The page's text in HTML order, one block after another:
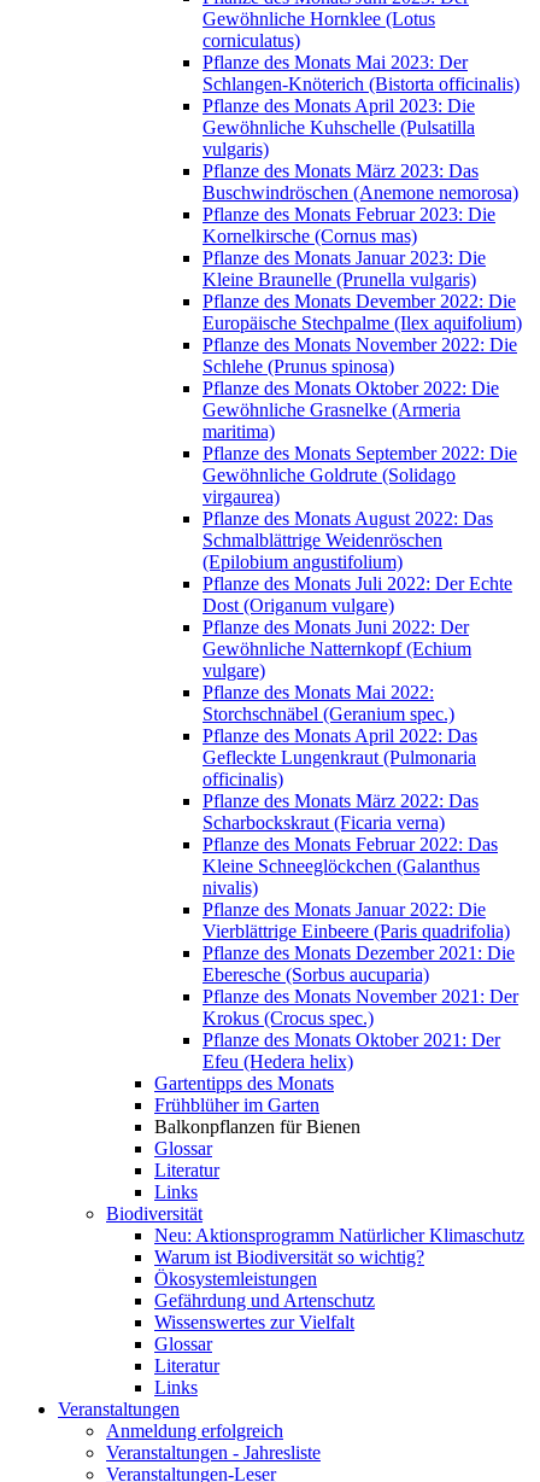
Gewöhnliche Hornklee (Lotus
corniculatus)
Pflanze des Monats Mai 2023: Der
Schlangen-Knöterich (Bistorta officinalis)
Pflanze des Monats April 2023: Die
Gewöhnliche Kuhschelle (Pulsatilla
vulgaris)
Pflanze des Monats März 2023: Das
Buschwindröschen (Anemone nemorosa)
Pflanze des Monats Februar 2023: Die
Kornelkirsche (Cornus mas)
Pflanze des Monats Januar 2023: Die
Kleine Braunelle (Prunella vulgaris)
Pflanze des Monats Devember 2022: Die
Europäische Stechpalme (Ilex aquifolium)
Pflanze des Monats November 2022: Die
Schlehe (Prunus spinosa)
Pflanze des Monats Oktober 2022: Die
Gewöhnliche Grasnelke (Armeria
maritima)
Pflanze des Monats September 2022: Die
Gewöhnliche Goldrute (Solidago
virgaurea)
Pflanze des Monats August 2022: Das
Schmalblättrige Weidenröschen
(Epilobium angustifolium)
Pflanze des Monats Juli 2022: Der Echte
Dost (Origanum vulgare)
Pflanze des Monats Juni 2022: Der
Gewöhnliche Natternkopf (Echium
vulgare)
Pflanze des Monats Mai 2022:
Storchschnäbel (Geranium spec.)
Pflanze des Monats April 2022: Das
Gefleckte Lungenkraut (Pulmonaria
officinalis)
Pflanze des Monats März 2022: Das
Scharbockskraut (Ficaria verna)
Pflanze des Monats Februar 2022: Das
Kleine Schneeglöckchen (Galanthus
nivalis)
Pflanze des Monats Januar 2022: Die
Vierblättrige Einbeere (Paris quadrifolia)
Pflanze des Monats Dezember 2021: Die
Eberesche (Sorbus aucuparia)
Pflanze des Monats November 2021: Der
Krokus (Crocus spec.)
Pflanze des Monats Oktober 2021: Der
Efeu (Hedera helix)
Gartentipps des Monats
Frühblüher im Garten
Balkonpflanzen für Bienen
Glossar
Literatur
Links
Biodiversität
Neu: Aktionsprogramm Natürlicher Klimaschutz
Warum ist Biodiversität so wichtig?
Ökosystemleistungen
Gefährdung und Artenschutz
Wissenswertes zur Vielfalt
Glossar
Literatur
Links
Veranstaltungen
Anmeldung erfolgreich
Veranstaltungen - Jahresliste
Veranstaltungen-Leser